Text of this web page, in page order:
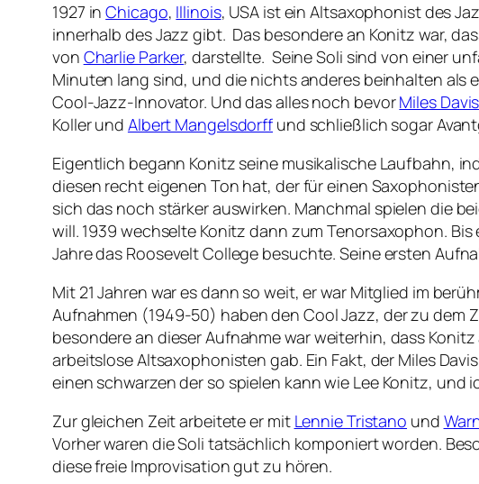
1927 inChicago, Illinois, USA ist ein Altsaxophonist des
innerhalb des Jazz gibt. Das besondere an Konitz war,
von Charlie Parker, darstellte. Seine Soli sind von einer
Minuten lang sind, und die nichts anderes beinhalten als
Cool-Jazz-Innovator. Und das alles noch bevorMiles Davis
Koller und Albert Mangelsdorff und schließlich sogar
Eigentlich begann Konitz seine musikalische Laufbahn,
diesen recht eigenen Ton hat, der für einen
sich das noch stärker auswirken. Manchmal spielen die
will. 1939 wechselte Konitz dann zum Tenorsaxophon.
Jahre das Roosevelt College besuchte. Seine ersten
Mit 21 Jahren war es dann so weit, er war Mitglied im
Aufnahmen (1949-50) haben den Cool Jazz, der zu
besondere an dieser Aufnahme war weiterhin, dass
arbeitslose Altsaxophonisten gab. Ein Fakt, der Miles
einen schwarzen der so spielen kann wie Lee Konitz, und
Zur gleichen Zeit arbeitete er mit Lennie Tristano und
Vorher waren die Soli tatsächlich komponiert worden.
diese freie Improvisation gut zu hören.